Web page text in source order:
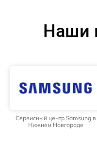
Наши
Сервисный центр Samsung в
Нижнем Новгороде